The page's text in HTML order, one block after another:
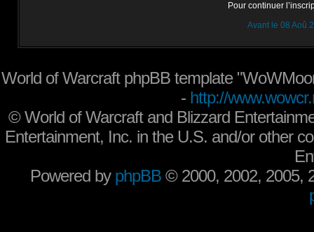
Pour continuer
Avant le 08 Aoû
World of Warcraft phpBB template
- http://
©World of Warcraft and Blizzard
Entertainment, Inc. in the U.S. and/or other
Powered by phpBB © 2000, 2002, 2005,